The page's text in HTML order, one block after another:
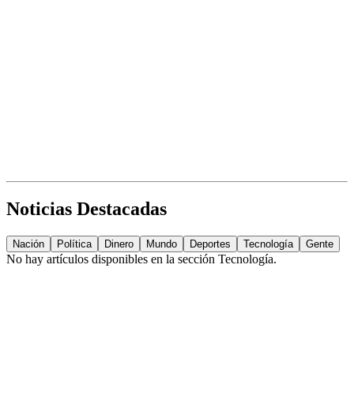
Noticias Destacadas
Nación Política Dinero Mundo Deportes Tecnología Gente
No hay artículos disponibles en la sección Tecnología.